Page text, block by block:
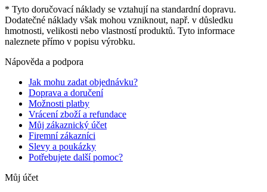
* Tyto doručovací náklady se vztahují na standardní dopravu.
Dodatečné náklady však mohou vzniknout, např. v důsledku
hmotnosti, velikosti nebo vlastností produktů. Tyto informace
naleznete přímo v popisu výrobku.
Nápověda a podpora
Jak mohu zadat objednávku?
Doprava a doručení
Možnosti platby
Vrácení zboží a refundace
Můj zákaznický účet
Firemní zákazníci
Slevy a poukázky
Potřebujete další pomoc?
Můj účet